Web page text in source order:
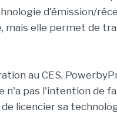
d'émission/
mais elle permet de
au CES,
n'a pas l'intention de
licencier sa